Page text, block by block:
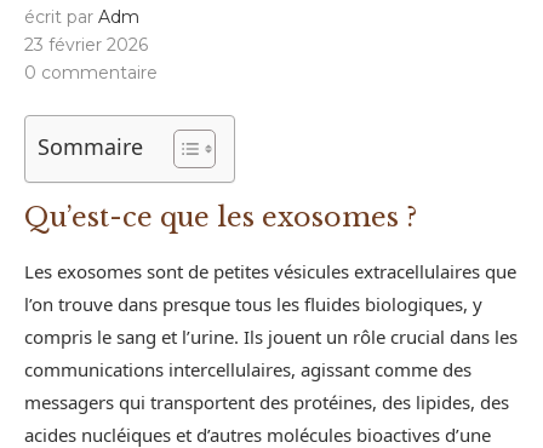
écrit par Adm
23 février 2026
0 commentaire
Sommaire
Qu’est-ce que les exosomes ?
Les exosomes sont de petites vésicules extracellulaires que
l’on trouve dans presque tous les fluides biologiques, y
compris le sang et l’urine. Ils jouent un rôle crucial dans les
communications intercellulaires, agissant comme des
messagers qui transportent des protéines, des lipides, des
acides nucléiques et d’autres molécules bioactives d’une